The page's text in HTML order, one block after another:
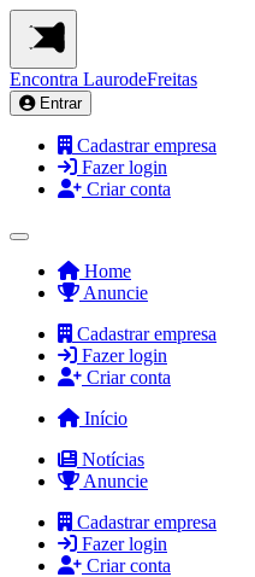
Encontra LaurodeFreitas
Entrar
Cadastrar empresa
Fazer login
Criar conta
Home
Anuncie
Cadastrar empresa
Fazer login
Criar conta
Início
Notícias
Anuncie
Cadastrar empresa
Fazer login
Criar conta